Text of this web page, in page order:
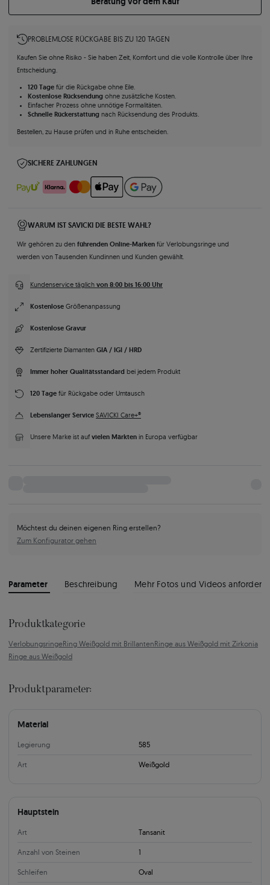
PROBLEMLOSE RÜCKGABE BIS ZU 120 TAGEN
Kaufen Sie ohne Risiko - Sie haben Zeit, Komfort und die volle Kontrolle über Ihre
Entscheidung.
120 Tagefür die Rückgabe ohne Eile.
Kostenlose Rücksendungohne zusätzliche Kosten.
Einfacher Prozess ohne unnötige Formalitäten.
Schnelle Rückerstattungnach Rücksendung des Produkts.
Bestellen, zu Hause prüfen und in Ruhe entscheiden.
SICHERE ZAHLUNGEN
WARUM IST SAVICKI DIE BESTE WAHL?
Wir gehören zu den führenden Online-Marken für Verlobungsringe und
werden von Tausenden Kundinnen und Kunden gewählt.
Kundenservice täglich von 8:00 bis 16:00 Uhr
Kostenlose Größenanpassung
Kostenlose Gravur
Zertifizierte Diamanten GIA / IGI / HRD
Immer hoher Qualitätsstandard bei jedem Produkt
120 Tage für Rückgabe oder Umtausch
Lebenslanger Service SAVICKI Care+®
Unsere Marke ist auf vielen Märkten in Europa verfügbar
Möchtest du deinen eigenen Ring erstellen?
Zum Konfigurator gehen
Parameter Beschreibung Mehr Fotos und Videos anfordern
Produktkategorie
VerlobungsringeRing Weißgold mit BrillantenRinge aus Weißgold mit Zirkonia
Ringe aus Weißgold
Produktparameter:
Material
Legierung 585
Art Weißgold
Hauptstein
Art Tansanit
Anzahl von Steinen 1
Schleifen Oval